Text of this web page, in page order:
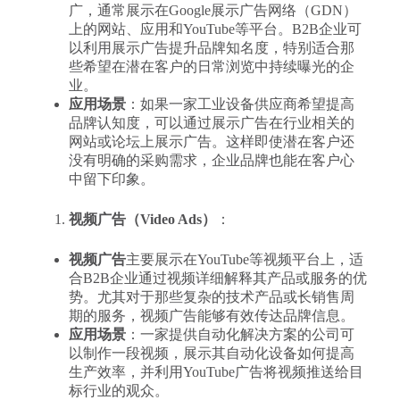
广，通常展示在Google展示广告网络（GDN）
上的网站、应用和YouTube等平台。B2B企业可
以利用展示广告提升品牌知名度，特别适合那
些希望在潜在客户的日常浏览中持续曝光的企
业。
应用场景：如果一家工业设备供应商希望提高
品牌认知度，可以通过展示广告在行业相关的
网站或论坛上展示广告。这样即使潜在客户还
没有明确的采购需求，企业品牌也能在客户心
中留下印象。
视频广告（Video Ads） ：
视频广告主要展示在YouTube等视频平台上，适
合B2B企业通过视频详细解释其产品或服务的优
势。尤其对于那些复杂的技术产品或长销售周
期的服务，视频广告能够有效传达品牌信息。
应用场景：一家提供自动化解决方案的公司可
以制作一段视频，展示其自动化设备如何提高
生产效率，并利用YouTube广告将视频推送给目
标行业的观众。